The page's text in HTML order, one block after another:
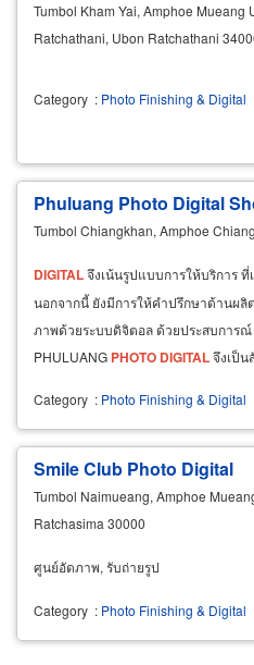
Tumbol Kham Yai, Amphoe Mueang
Ratchathani, Ubon Ratchathani
Category : Photo Finishing & Digital
Phuluang Photo Digital
Tumbol Chiangkhan, Amphoe
DIGITALจึงเน้นรูปแบบการให้บริการ
นอกจากนี้ ยังมีการให้คำปรึกษาด้านผ
ภาพด้วยระบบดิจิตอล ด้วยประสบการ
PHULUANG PHOTO DIGITALจึงเป็
Category : Photo Finishing & Digital
Smile Club Photo Digital
Tumbol Naimueang, Amphoe
Ratchasima 30000
ศูนย์อัดภาพ, รับถ่ายรูป
Category : Photo Finishing & Digital